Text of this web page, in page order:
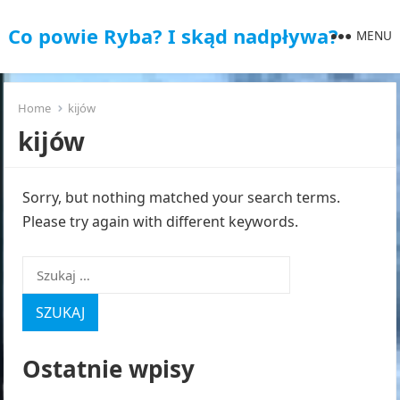
Co powie Ryba? I skąd nadpływa? MENU
Home kijów
kijów
Sorry, but nothing matched your search terms.
Please try again with different keywords.
Szukaj:
Ostatnie wpisy